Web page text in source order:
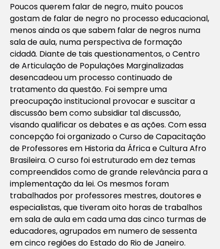
Poucos querem falar de negro, muito poucos
gostam de falar de negro no processo educacional,
menos ainda os que sabem falar de negros numa
sala de aula, numa perspectiva de formação
cidadã. Diante de tais questionamentos, o Centro
de Articulação de Populações Marginalizadas
desencadeou um processo continuado de
tratamento da questão. Foi sempre uma
preocupação institucional provocar e suscitar a
discussão bem como subsidiar tal discussão,
visando qualificar os debates e as ações. Com essa
concepção foi organizado o Curso de Capacitação
de Professores em Historia da África e Cultura Afro
Brasileira. O curso foi estruturado em dez temas
compreendidos como de grande relevância para a
implementação da lei. Os mesmos foram
trabalhados por professores mestres, doutores e
especialistas, que tiveram oito horas de trabalhos
em sala de aula em cada uma das cinco turmas de
educadores, agrupados em numero de sessenta
em cinco regiões do Estado do Rio de Janeiro.